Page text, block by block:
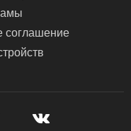
соглашение